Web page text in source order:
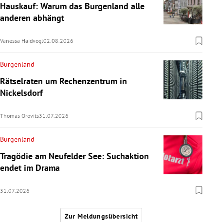
Hauskauf: Warum das Burgenland alle
anderen abhängt
Vanessa Haidvogl02.08.2026
Burgenland
Rätselraten um Rechenzentrum in
Nickelsdorf
Thomas Orovits31.07.2026
Burgenland
Tragödie am Neufelder See: Suchaktion
endet im Drama
31.07.2026
Zur Meldungsübersicht